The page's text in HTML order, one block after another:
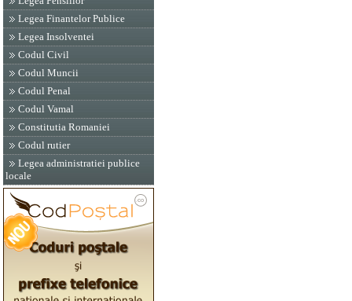
Legea Finantelor Publice
Legea Insolventei
Codul Civil
Codul Muncii
Codul Penal
Codul Vamal
Constitutia Romaniei
Codul rutier
Legea administratiei publice
locale